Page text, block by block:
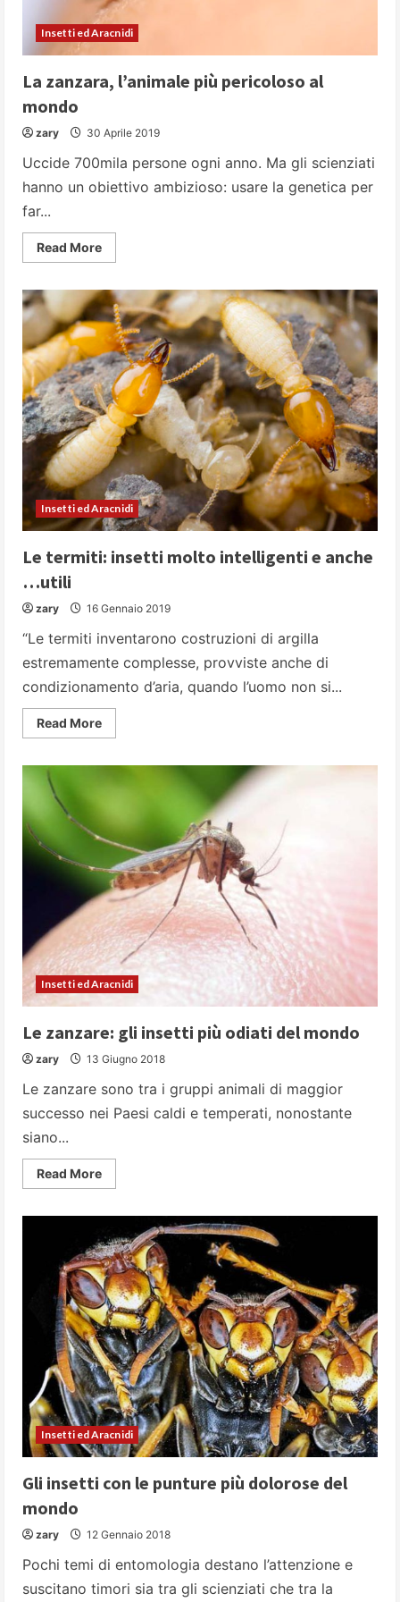
Insetti ed Aracnidi
La zanzara, l’animale più pericoloso al
mondo
zary 30 Aprile 2019
Uccide 700mila persone ogni anno. Ma gli scienziati
hanno un obiettivo ambizioso: usare la genetica per
far...
Read MoreRead
more
zanzara,
l’animale
più
pericoloso
mondo
Insetti ed Aracnidi
Le termiti: insetti molto intelligenti e anche
…utili
zary 16 Gennaio 2019
“Le termiti inventarono costruzioni di argilla
estremamente complesse, provviste anche di
condizionamento d’aria, quando l’uomo non si...
Read MoreRead
more
insetti
anche
…
utili
Insetti ed Aracnidi
Le zanzare: gli insetti più odiati del mondo
zary 13 Giugno 2018
Le zanzare sono tra i gruppi animali di maggior
successo nei Paesi caldi e temperati, nonostante
siano...
Read MoreRead
more
gli
insetti
più
odiati
del
mondo
Insetti ed Aracnidi
Gli insetti con le punture più dolorose del
mondo
zary 12 Gennaio 2018
Pochi temi di entomologia destano l’attenzione e
suscitano timori sia tra gli scienziati che tra la